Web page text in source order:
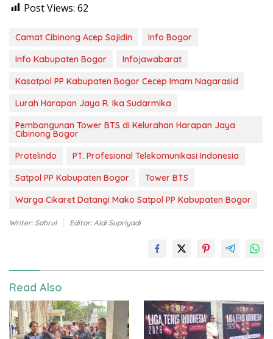
Post Views: 62
Camat Cibinong Acep Sajidin
Info Bogor
Info Kabupaten Bogor
Infojawabarat
Kasatpol PP Kabupaten Bogor Cecep Imam Nagarasid
Lurah Harapan Jaya R. Ika Sudarmika
Pembangunan Tower BTS di Kelurahan Harapan Jaya
Cibinong Bogor
Protelindo
PT. Profesional Telekomunikasi Indonesia
Satpol PP Kabupaten Bogor
Tower BTS
Warga Cikaret Datangi Mako Satpol PP Kabupaten Bogor
Writer: Sahrul Editor: Aldi Supriyadi
Read Also